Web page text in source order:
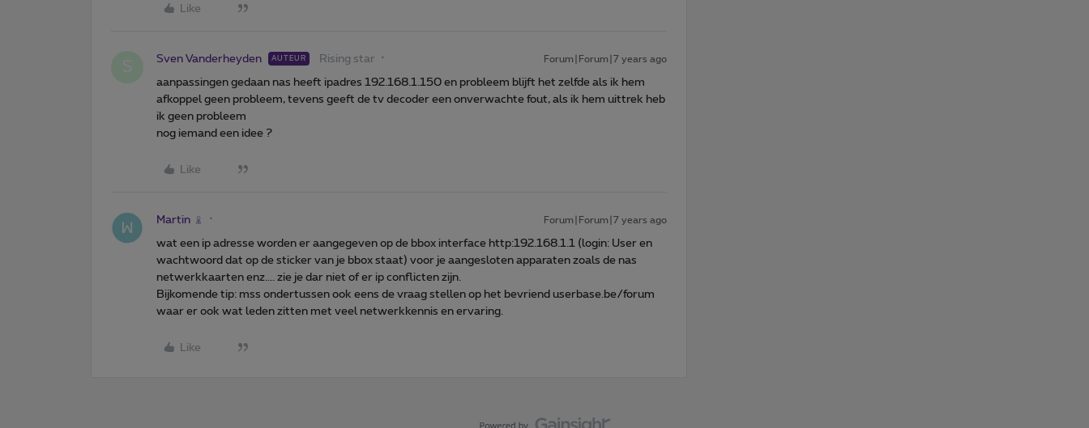
Like
Sven Vanderheyden AUTEUR Rising star Forum|Forum|7 years ago
aanpassingen gedaan nas heeft ipadres 192.168.1.150 en probleem blijft het zelfde als ik hem
afkoppel geen probleem, tevens geeft de tv decoder een onverwachte fout, als ik hem uittrek heb
ik geen probleem
nog iemand een idee ?
Like
Martin Forum|Forum|7 years ago
wat een ip adresse worden er aangegeven op de bbox interface http:192.168.1.1 (login: User en
wachtwoord dat op de sticker van je bbox staat) voor je aangesloten apparaten zoals de nas
netwerkkaarten enz.... zie je dar niet of er ip conflicten zijn.
Bijkomende tip: mss ondertussen ook eens de vraag stellen op het bevriend userbase.be/forum
waar er ook wat leden zitten met veel netwerkkennis en ervaring.
Like